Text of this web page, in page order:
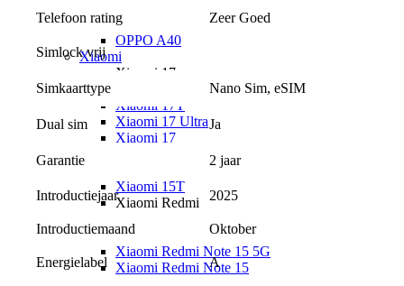
OPPO A6 5G
OPPO A40
Xiaomi
Xiaomi 17
Xiaomi 17T
Xiaomi 17 Ultra
Xiaomi 17
Xiaomi 15T
Xiaomi Redmi
Xiaomi Redmi Note 15 Pro 5G
Xiaomi Redmi Note 15 5G
Xiaomi Redmi Note 15
Telefoon rating Zeer Goed
Simlock vrij
Simkaarttype Nano Sim, eSIM
Dual sim Ja
Garantie 2 jaar
Introductiejaar 2025
Introductiemaand Oktober
Energielabel A